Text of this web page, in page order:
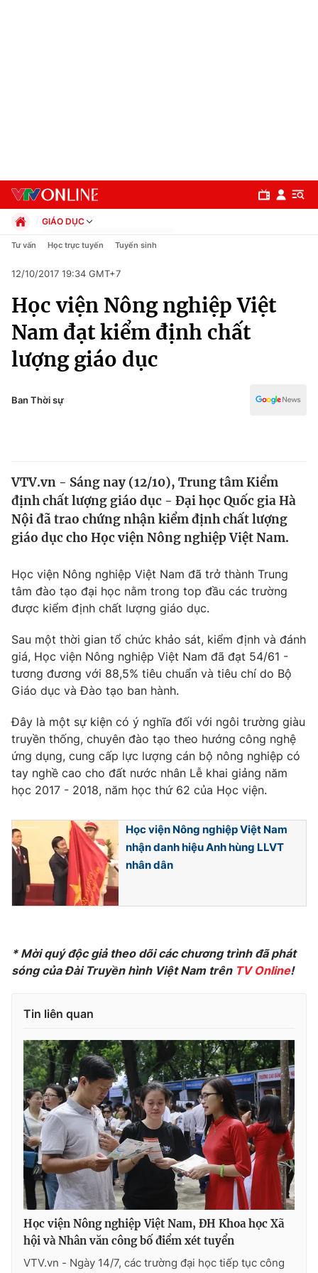
Chuyên mục
Chính trị
Xã hội
Pháp luật
Thế giới
Tin tức
Thế giới đó đây
Câu chuyện quốc tế
Kinh tế
Thị trường
Góc doanh nghiệp
Dữ liệu và đời sống
Truyền hình
Phim VTV
Hậu trường
Nhân vật
Khán giả
Giải sao mai
Giải trí
Điện ảnh
Sao
Đời sống
Du lịch
Làm đẹp
Chất lượng cuộc sống
Giáo dục
Tuyển sinh
Học trực tuyến
Công nghệ
Sản phẩm
Thị trường
Tư vấn
Giao lưu trực tuyến
Lịch phát sóng
Chuyên mục khác
Photo Infographic
Video
VTV Money VTV Thể thao
VTV Sức khoẻ Bất động sản
Thị trường 24h Tấm lòng Việt
VTV4 Vươn mình bằng AI
VTV9 VTV8
Liên hệ tòa soạn English
GIÁO DỤC
Chính trị
Pháp luật
Kinh tế
Thể thao
Truyền hình
Văn hóa - Giải trí
Y tế
Công nghệ
Tư vấn Học trực tuyến Tuyển sinh
12/10/2017 19:34 GMT+7
Học viện Nông nghiệp Việt
Nam đạt kiểm định chất
lượng giáo dục
Ban Thời sự
VTV.vn - Sáng nay (12/10), Trung tâm Kiểm
định chất lượng giáo dục - Đại học Quốc gia Hà
Nội đã trao chứng nhận kiểm định chất lượng
giáo dục cho Học viện Nông nghiệp Việt Nam.
Học viện Nông nghiệp Việt Nam đã trở thành Trung
tâm đào tạo đại học nằm trong top đầu các trường
được kiểm định chất lượng giáo dục.
Sau một thời gian tổ chức khảo sát, kiểm định và đánh
giá, Học viện Nông nghiệp Việt Nam đã đạt 54/61 -
tương đương với 88,5% tiêu chuẩn và tiêu chí do Bộ
Giáo dục và Đào tạo ban hành.
Đây là một sự kiện có ý nghĩa đối với ngôi trường giàu
truyền thống, chuyên đào tạo theo hướng công nghệ
ứng dụng, cung cấp lực lượng cán bộ nông nghiệp có
tay nghề cao cho đất nước nhân Lễ khai giảng năm
học 2017 - 2018, năm học thứ 62 của Học viện.
Học viện Nông nghiệp Việt Nam
nhận danh hiệu Anh hùng LLVT
nhân dân
* Mời quý độc giả theo dõi các chươngtrình đã phát
sóng của Đài Truyền hình Việt Nam trên TV Online!
Tin liên quan
Học viện Nông nghiệp Việt Nam, ĐH Khoa học Xã
hội và Nhân văn công bố điểm xét tuyển
VTV.vn - Ngày 14/7, các trường đại học tiếp tục công